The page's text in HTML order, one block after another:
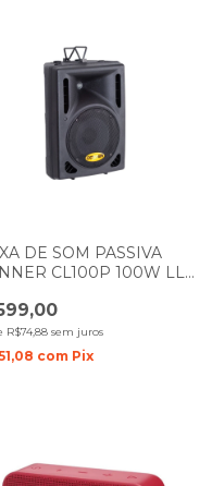
DE SOM PASSIVA
CL100P 100W LL
R$74,88 sem juros
com Pix